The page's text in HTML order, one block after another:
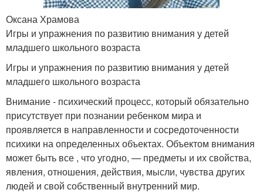
Оксана Храмова
Игры и упражнения по развитию внимания у детей
младшего школьного возраста
Игры и упражнения по развитию внимания у детей
младшего школьного возраста
Внимание - психический процесс, который обязательно
присутствует при познании ребенком мира и
проявляется в направленности и сосредоточенности
психики на определенных объектах. Объектом внимания
может быть все , что угодно, — предметы и их свойства,
явления, отношения, действия, мысли, чувства других
людей и свой собственный внутренний мир.